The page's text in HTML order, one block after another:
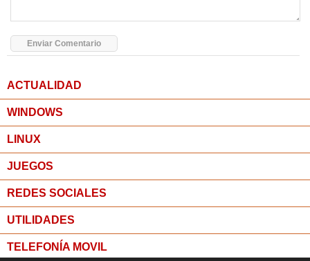
ACTUALIDAD
WINDOWS
LINUX
JUEGOS
REDES SOCIALES
UTILIDADES
TELEFONÍA MOVIL